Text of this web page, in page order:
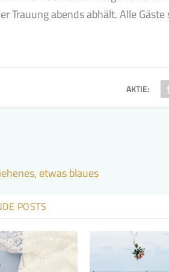
Trauung abends abhält. Alle
AKTIE:
etwas blaues
POSTS